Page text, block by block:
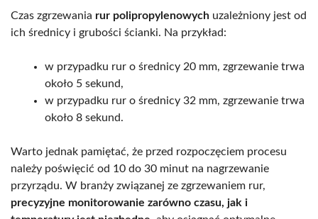
Czas zgrzewania rur polipropylenowych uzależniony jest od
ich średnicy i grubości ścianki. Na przykład:
w przypadku rur o średnicy 20 mm, zgrzewanie trwa
około 5 sekund,
w przypadku rur o średnicy 32 mm, zgrzewanie trwa
około 8 sekund.
Warto jednak pamiętać, że przed rozpoczęciem procesu
należy poświęcić od 10 do 30 minut na nagrzewanie
przyrządu. W branży związanej ze zgrzewaniem rur,
precyzyjne monitorowanie zarówno czasu, jak i